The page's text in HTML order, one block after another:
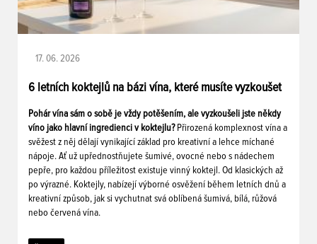
17. 06. 2026
6 letních koktejlů na bázi vína, které musíte vyzkoušet
Pohár vína sám o sobě je vždy potěšením, ale vyzkoušeli jste někdy
víno jako hlavní ingredienci v koktejlu? Přirozená komplexnost vína a
svěžest z něj dělají vynikající základ pro kreativní a lehce míchané
nápoje. Ať už upřednostňujete šumivé, ovocné nebo s nádechem
pepře, pro každou příležitost existuje vinný koktejl. Od klasických až
po výrazné. Koktejly, nabízejí výborné osvěžení během letních dnů a
kreativní způsob, jak si vychutnat svá oblíbená šumivá, bílá, růžová
nebo červená vína.